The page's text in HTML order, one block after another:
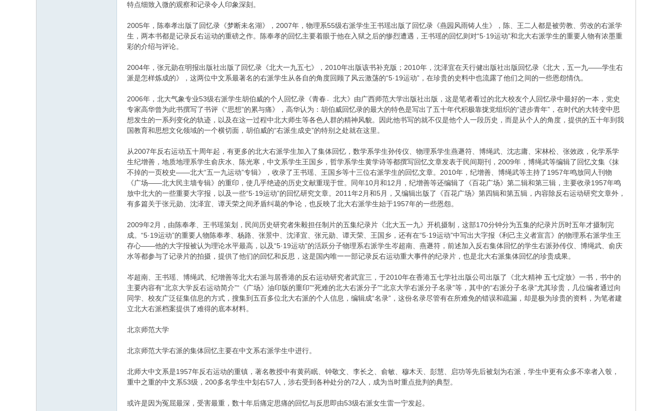
特点细致入微的观察和记录令人印象深刻。
2005年，陈奉孝出版了回忆录《梦断未名湖》，2007年，物理系55级右派学生王书瑶出版了回忆录《燕园风雨铸人生》，陈、王二人都是被劳教、劳改的右派学
生，两本书都是记录反右运动的重磅之作。陈奉孝的回忆主要着眼于他在入狱之后的惨烈遭遇，王书瑶的回忆则对“5·19运动”和北大右派学生的重要人物有浓墨重
彩的介绍与评论。
2004年，张元勋在明报出版社出版了回忆录《北大一九五七》，2010年出版该书补充版；2010年，沈泽宜在天行健出版社出版回忆录《北大，五一九——学生右
派是怎样炼成的》，这两位中文系最著名的右派学生从各自的角度回顾了风云激荡的“5·19运动”，在珍贵的史料中也流露了他们之间的一些恩怨情仇。
2006年，北大气象专业53级右派学生胡伯威的个人回忆录《青春〮北大》由广西师范大学出版社出版，这是笔者看过的北大校友个人回忆录中最好的一本，党史
专家高华曾为此书撰写了书评《“思想”的累与痛》，高华认为：胡伯威回忆录的最大的特色是写出了五十年代积极靠拢党组织的“进步青年”，在时代的大转变中思
想发生的一系列变化的轨迹，以及在这一过程中北大师生等各色人群的精神风貌。因此他书写的就不仅是他个人一段历史，而是从个人的角度，提供的五十年到我
国教育和思想文化领域的一个横切面，胡伯威的“右派生成史”的特别之处就在这里。
从2007年反右运动五十周年起，有更多的北大右派学生加入了集体回忆，数学系学生孙传仪、物理系学生燕遯符、博绳武、沈志庸、宋林松、张效政，化学系学
生纪增善，地质地理系学生俞庆水、陈光寒，中文系学生王国乡，哲学系学生黄学诗等都撰写回忆文章发表于民间期刊，2009年，博绳武等编辑了回忆文集《抹
不掉的一页校史——北大“五一九运动”专辑》，收录了王书瑶、王国乡等十三位右派学生的回忆文章。2010年，纪增善、博绳武等主持了1957年鸣放同人刊物
《广场——北大民主墙专辑》的重印，使几乎绝迹的历史文献重现于世。同年10月和12月，纪增善等还编辑了《百花广场》第二辑和第三辑，主要收录1957年鸣
放中北大的一些重要大字报，以及一些“5·19运动”的回忆研究文章。2011年2月和5月，又编辑出版了《百花广场》第四辑和第五辑，内容除反右运动研究文章外，
有多篇关于张元勋、沈泽宜、谭天荣之间矛盾纠葛的争论，也反映了北大右派学生始于1957年的一些恩怨。
2009年2月，由陈奉孝、王书瑶策划，民间历史研究者朱毅担任制片的五集纪录片《北大五一九》开机摄制，这部170分钟分为五集的纪录片历时五年才摄制完
成。“5·19运动”的重要人物陈奉孝、杨路、张景中、沈泽宜、张元勋、谭天荣、王国乡，还有在“5·19运动”中写出大字报《利己主义者宣言》的物理系右派学生王
存心——他的大字报被认为理论水平最高，以及“5·19运动”的活跃分子物理系右派学生岑超南、燕遯符，前述加入反右集体回忆的学生右派孙传仪、博绳武、俞庆
水等都参与了记录片的拍摄，提供了他们的回忆和反思，这是国内唯一一部记录反右运动重大事件的纪录片，也是北大右派集体回忆的珍贵成果。
岑超南、王书瑶、博绳武、纪增善等北大右派与居香港的反右运动研究者武宜三，于2010年在香港五七学社出版公司出版了《北大精神 五七绽放》一书，书中的
主要内容有“北京大学反右运动简介”“《广场》油印版的重印”“死难的北大右派分子”“北京大学右派分子名录”等，其中的“右派分子名录”尤其珍贵，几位编者通过向
同学、校友广泛征集信息的方式，搜集到五百多位北大右派的个人信息，编辑成“名录”，这份名录尽管有在所难免的错误和疏漏，却是极为珍贵的资料，为笔者建
立北大右派档案提供了难得的底本材料。
北京师范大学
北京师范大学右派的集体回忆主要在中文系右派学生中进行。
北师大中文系是1957年反右运动的重镇，著名教授中有黄药眠、钟敬文、李长之、俞敏、穆木天、彭慧、启功等先后被划为右派，学生中更有众多不幸者入彀，
重中之重的中文系53级，200多名学生中划右57人，涉右受到各种处分的72人，成为当时重点批判的典型。
或许是因为冤屈最深，受害最重，数十年后痛定思痛的回忆与反思即由53级右派女生雷一宁发起。